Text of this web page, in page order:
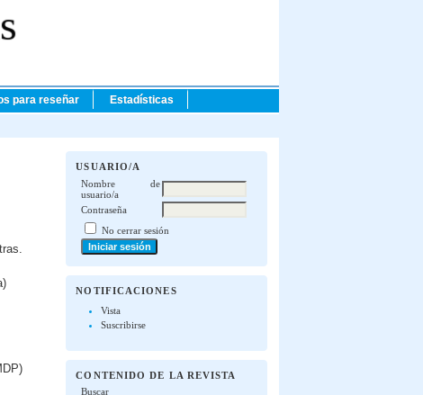
USUARIO/A
Nombre de
usuario/a
Contraseña
No cerrar sesión
NOTIFICACIONES
Vista
Suscribirse
CONTENIDO DE LA REVISTA
Buscar
para reseñar Estadísticas